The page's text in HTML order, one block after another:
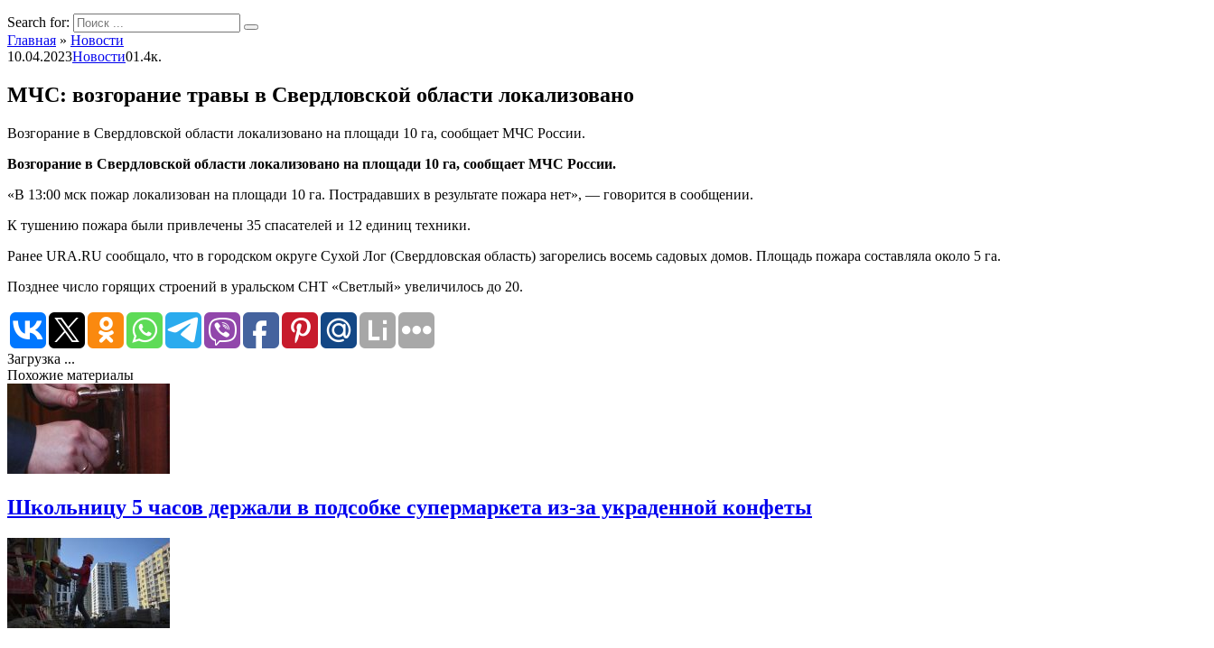
Search for:
Главная » Новости
10.04.2023Новости01.4к.
МЧС: возгорание травы в Свердловской области локализовано
Возгорание в Свердловской области локализовано на площади 10 га, сообщает МЧС России.
Возгорание в Свердловской области локализовано на площади 10 га, сообщает МЧС России.
«В 13:00 мск пожар локализован на площади 10 га. Пострадавших в результате пожара нет», — говорится в сообщении.
К тушению пожара были привлечены 35 спасателей и 12 единиц техники.
Ранее URA.RU сообщало, что в городском округе Сухой Лог (Свердловская область) загорелись восемь садовых домов. Площадь пожара составляла около 5 га.
Позднее число горящих строений в уральском СНТ «Светлый» увеличилось до 20.
Загрузка ...
Похожие материалы
Школьницу 5 часов держали в подсобке супермаркета из-за украденной конфеты